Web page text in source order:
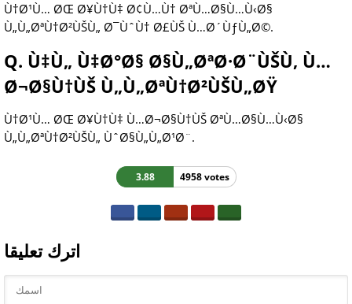
Ù†Ø¹Ù… ØŒ Ø¥Ù†Ù‡ Ø¢Ù…Ù† ØªÙ…Ø§Ù…Ù‹Ø§
Ù„Ù„ØªÙ†Ø²ÙŠÙ„ Ø¯ÙˆÙ† Ø£ÙŠ Ù…Ø´ÙƒÙ„Ø©.
Q. Ù‡Ù„ Ù‡Ø°Ø§ Ø§Ù„ØªØ·Ø¨ÙŠÙ‚ Ù…
Ø¬Ø§Ù†ÙŠ Ù„Ù„ØªÙ†Ø²ÙŠÙ„ØŸ
Ù†Ø¹Ù… ØŒ Ø¥Ù†Ù‡ Ù…Ø¬Ø§Ù†ÙŠ ØªÙ…Ø§Ù…Ù‹Ø§
Ù„Ù„ØªÙ†Ø²ÙŠÙ„ ÙˆØ§Ù„Ù„Ø¹Ø¨.
3.88 4958 votes
اترك تعليقا